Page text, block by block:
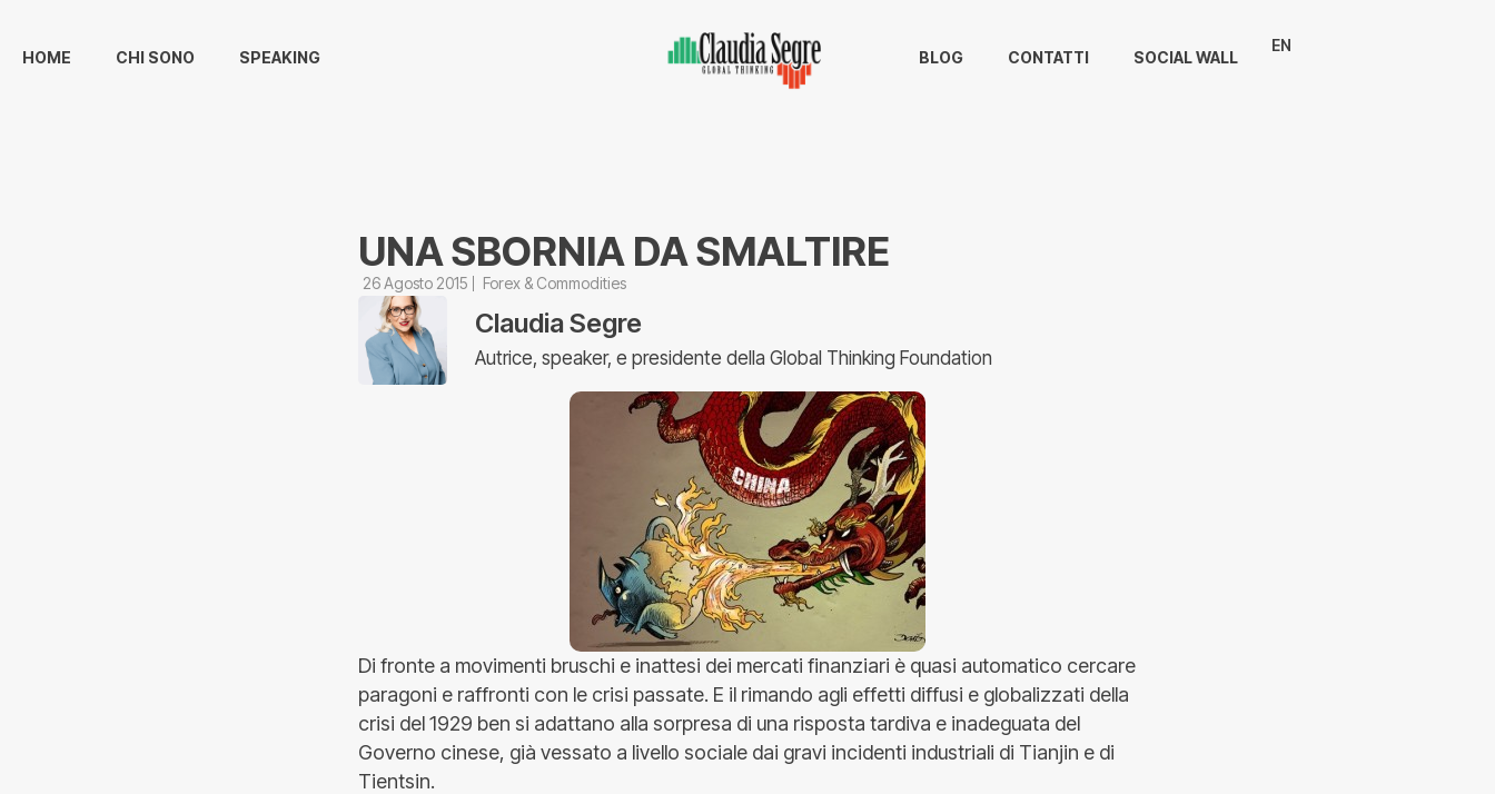
HOME CHI SONO SPEAKING BLOG CONTATTI SOCIAL WALL
EN
UNA SBORNIA DA SMALTIRE
26 Agosto 2015 Forex & Commodities
Claudia Segre
Autrice, speaker, e presidente della Global Thinking Foundation
Di fronte a movimenti bruschi e inattesi dei mercati finanziari è quasi automatico cercare
paragoni e raffronti con le crisi passate. E il rimando agli effetti diffusi e globalizzati della
crisi del 1929 ben si adattano alla sorpresa di una risposta tardiva e inadeguata del
Governo cinese, già vessato a livello sociale dai gravi incidenti industriali di Tianjin e di
Tientsin.